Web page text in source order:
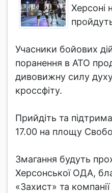
Херсоні
Учасники бойових
поранення в АТО
дивовижну силу
кроссфіту.
Прийдіть та
17.00 на площу
Змагання будуть
Херсонської ОДА,
«Захист» та